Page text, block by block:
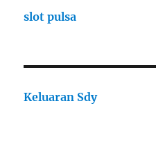
slot pulsa
Keluaran Sdy